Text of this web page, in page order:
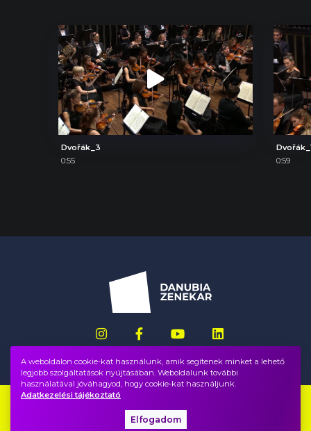
Dvořák_3
0:55
0:59
A weboldalon cookie-kat használunk, amik segítenek minket a lehető
legjobb szolgáltatások nyújtásában. Weboldalunk további
használatával jóváhagyod, hogy cookie-kat használjunk.
Adatkezelési tájékoztató
Elfogadom
Impresszum